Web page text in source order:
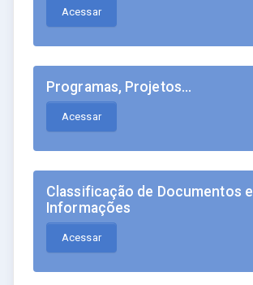
Acessar
Programas, Projetos...
Acessar
Classificação de Documentos e
Informações
Acessar